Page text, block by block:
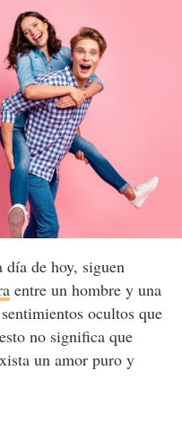
día de hoy, siguen
entre un hombre y una
ocultos que
no significa que
un amor puro y